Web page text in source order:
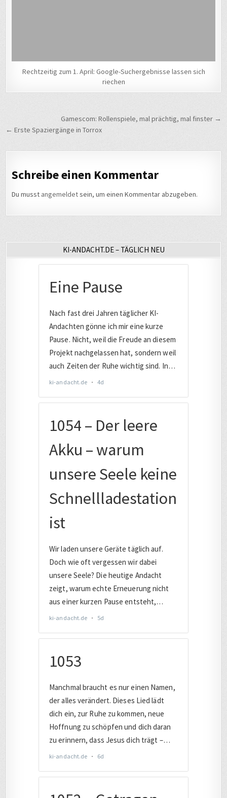
Rechtzeitig zum 1. April: Google-Suchergebnisse lassen sich
riechen
Beitragsnavigation
Gamescom: Rollenspiele, mal prächtig, mal finster →
← Erste Spaziergänge in Torrox
Schreibe einen Kommentar
Du musst angemeldetsein, um einen Kommentar abzugeben.
KI-ANDACHT.DE – TÄGLICH NEU